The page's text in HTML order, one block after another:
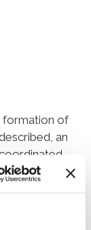
formation of
an
of